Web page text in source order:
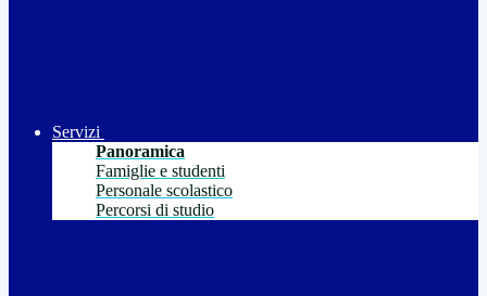
Servizi
Panoramica
Famiglie e studenti
Personale scolastico
Percorsi di studio